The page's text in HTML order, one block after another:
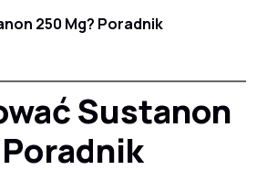
250 Mg? Poradnik
Sustanon